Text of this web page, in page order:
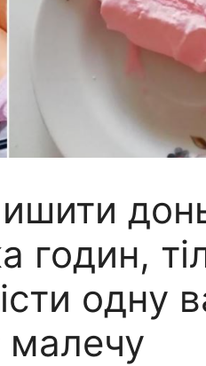
годин,
однy
малечу